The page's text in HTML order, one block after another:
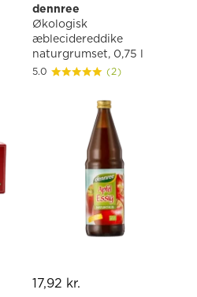
dennree
Økologisk
æblecidereddike
naturgrumset, 0,75 l
5.0 (2)
17,92 kr.